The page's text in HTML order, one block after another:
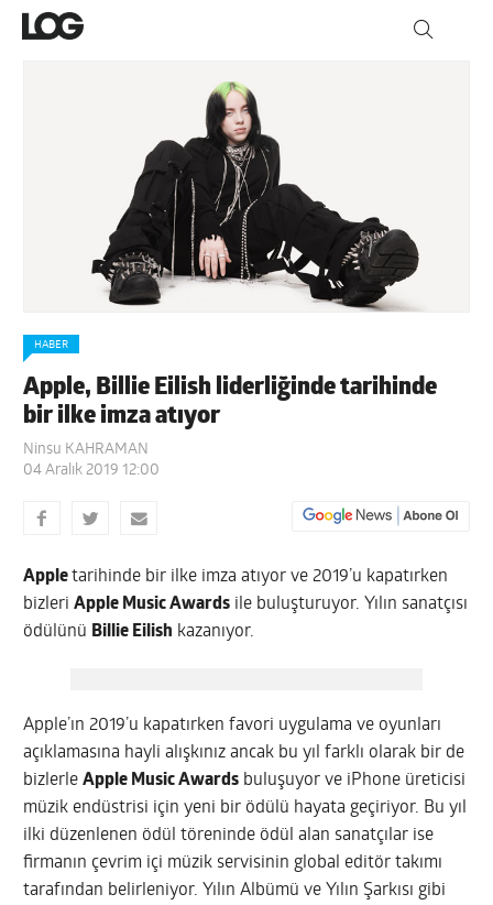
HABER
Apple, Billie Eilish liderliğinde tarihinde
bir ilke imza atıyor
Ninsu KAHRAMAN
04 Aralık 2019 12:00
Appletarihinde bir ilke imza atıyor ve 2019’u kapatırken
bizleriApple Music Awards ile buluşturuyor. Yılın sanatçısı
ödülünü Billie Eilish kazanıyor.
Apple’ın 2019’u kapatırken favori uygulama ve oyunları
açıklamasına hayli alışkınız ancak bu yıl farklı olarak bir de
bizlerleApple Music Awards buluşuyor ve iPhone üreticisi
müzik endüstrisi için yeni bir ödülü hayata geçiriyor. Bu yıl
ilki düzenlenen ödül töreninde ödül alan sanatçılar ise
firmanın çevrim içi müzik servisinin global editör takımı
tarafından belirleniyor. Yılın Albümü ve Yılın Şarkısı gibi